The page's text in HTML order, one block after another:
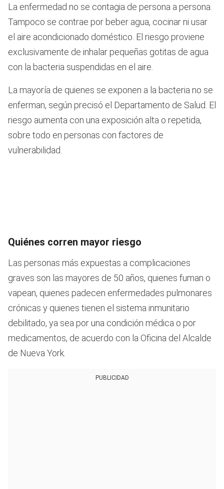
La enfermedad no se contagia de persona a persona.
Tampoco se contrae por beber agua, cocinar ni usar
el aire acondicionado doméstico. El riesgo proviene
exclusivamente de inhalar pequeñas gotitas de agua
con la bacteria suspendidas en el aire.
La mayoría de quienes se exponen a la bacteria no se
enferman, según precisó el Departamento de Salud. El
riesgo aumenta con una exposición alta o repetida,
sobre todo en personas con factores de
vulnerabilidad.
Quiénes corren mayor riesgo
Las personas más expuestas a complicaciones
graves son las mayores de 50 años, quienes fuman o
vapean, quienes padecen enfermedades pulmonares
crónicas y quienes tienen el sistema inmunitario
debilitado, ya sea por una condición médica o por
medicamentos, de acuerdo con la Oficina del Alcalde
de Nueva York.
PUBLICIDAD